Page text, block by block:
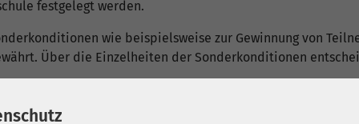
festgelegt werden.
wie beispielsweise zur Gewinnung von
Über die Einzelheiten der Sonderkonditionen
benannten Regelungen erfasst werden, entscheidet